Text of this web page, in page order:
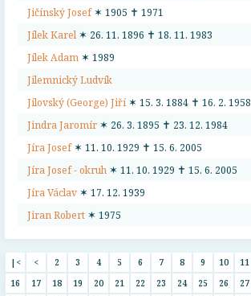
Jičínský Josef✶ 1905 ✝ 1971
Jílek Karel ✶ 26. 11. 1896 ✝ 18. 11. 1983
Jílek Adam ✶ 1989
Jilemnický Ludvík
Jilovský (George) Jiří ✶ 15. 3. 1884 ✝ 16. 2. 1958
Jindra Jaromír ✶ 26. 3. 1895 ✝ 23. 12. 1984
Jíra Josef✶ 11. 10. 1929 ✝ 15. 6. 2005
Jíra Josef - okruh ✶ 11. 10. 1929 ✝ 15. 6. 2005
Jíra Václav ✶ 17. 12. 1939
Jiran Robert ✶ 1975
|< < 2 3 4 5 6 7 8 9 10 11
16
17 18 19 20 21 22 23 24 25 26 27